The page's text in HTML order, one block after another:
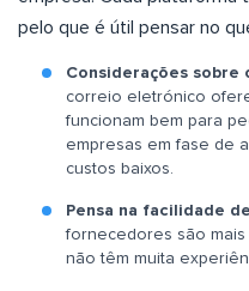
pelo que é útil pensar no
Considerações sobre
correio eletrónico
funcionam bem para
empresas em fase de
custos baixos.
Pensa na facilidade
fornecedores são
não têm muita